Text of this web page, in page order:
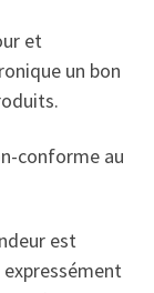
et
un bon
conforme au
est